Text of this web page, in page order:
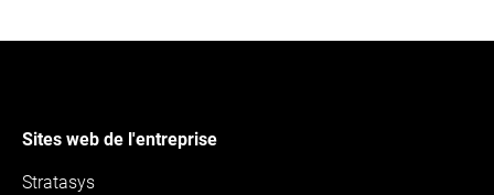
Sites web de l'entreprise
Stratasys